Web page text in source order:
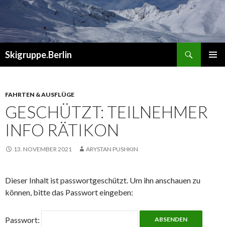
Skigruppe.Berlin
FAHRTEN & AUSFLÜGE
GESCHÜTZT: TEILNEHMER
INFO RÄTIKON
13. NOVEMBER 2021 ARYSTAN PUSHKIN
Dieser Inhalt ist passwortgeschützt. Um ihn anschauen zu
können, bitte das Passwort eingeben:
Passwort: